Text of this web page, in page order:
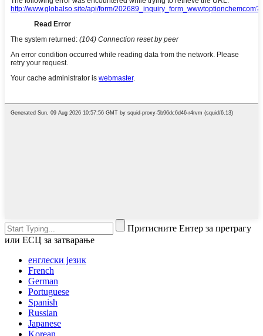
Притисните Ентер за претрагу
или ЕСЦ за затварање
енглески језик
French
German
Portuguese
Spanish
Russian
Japanese
Korean